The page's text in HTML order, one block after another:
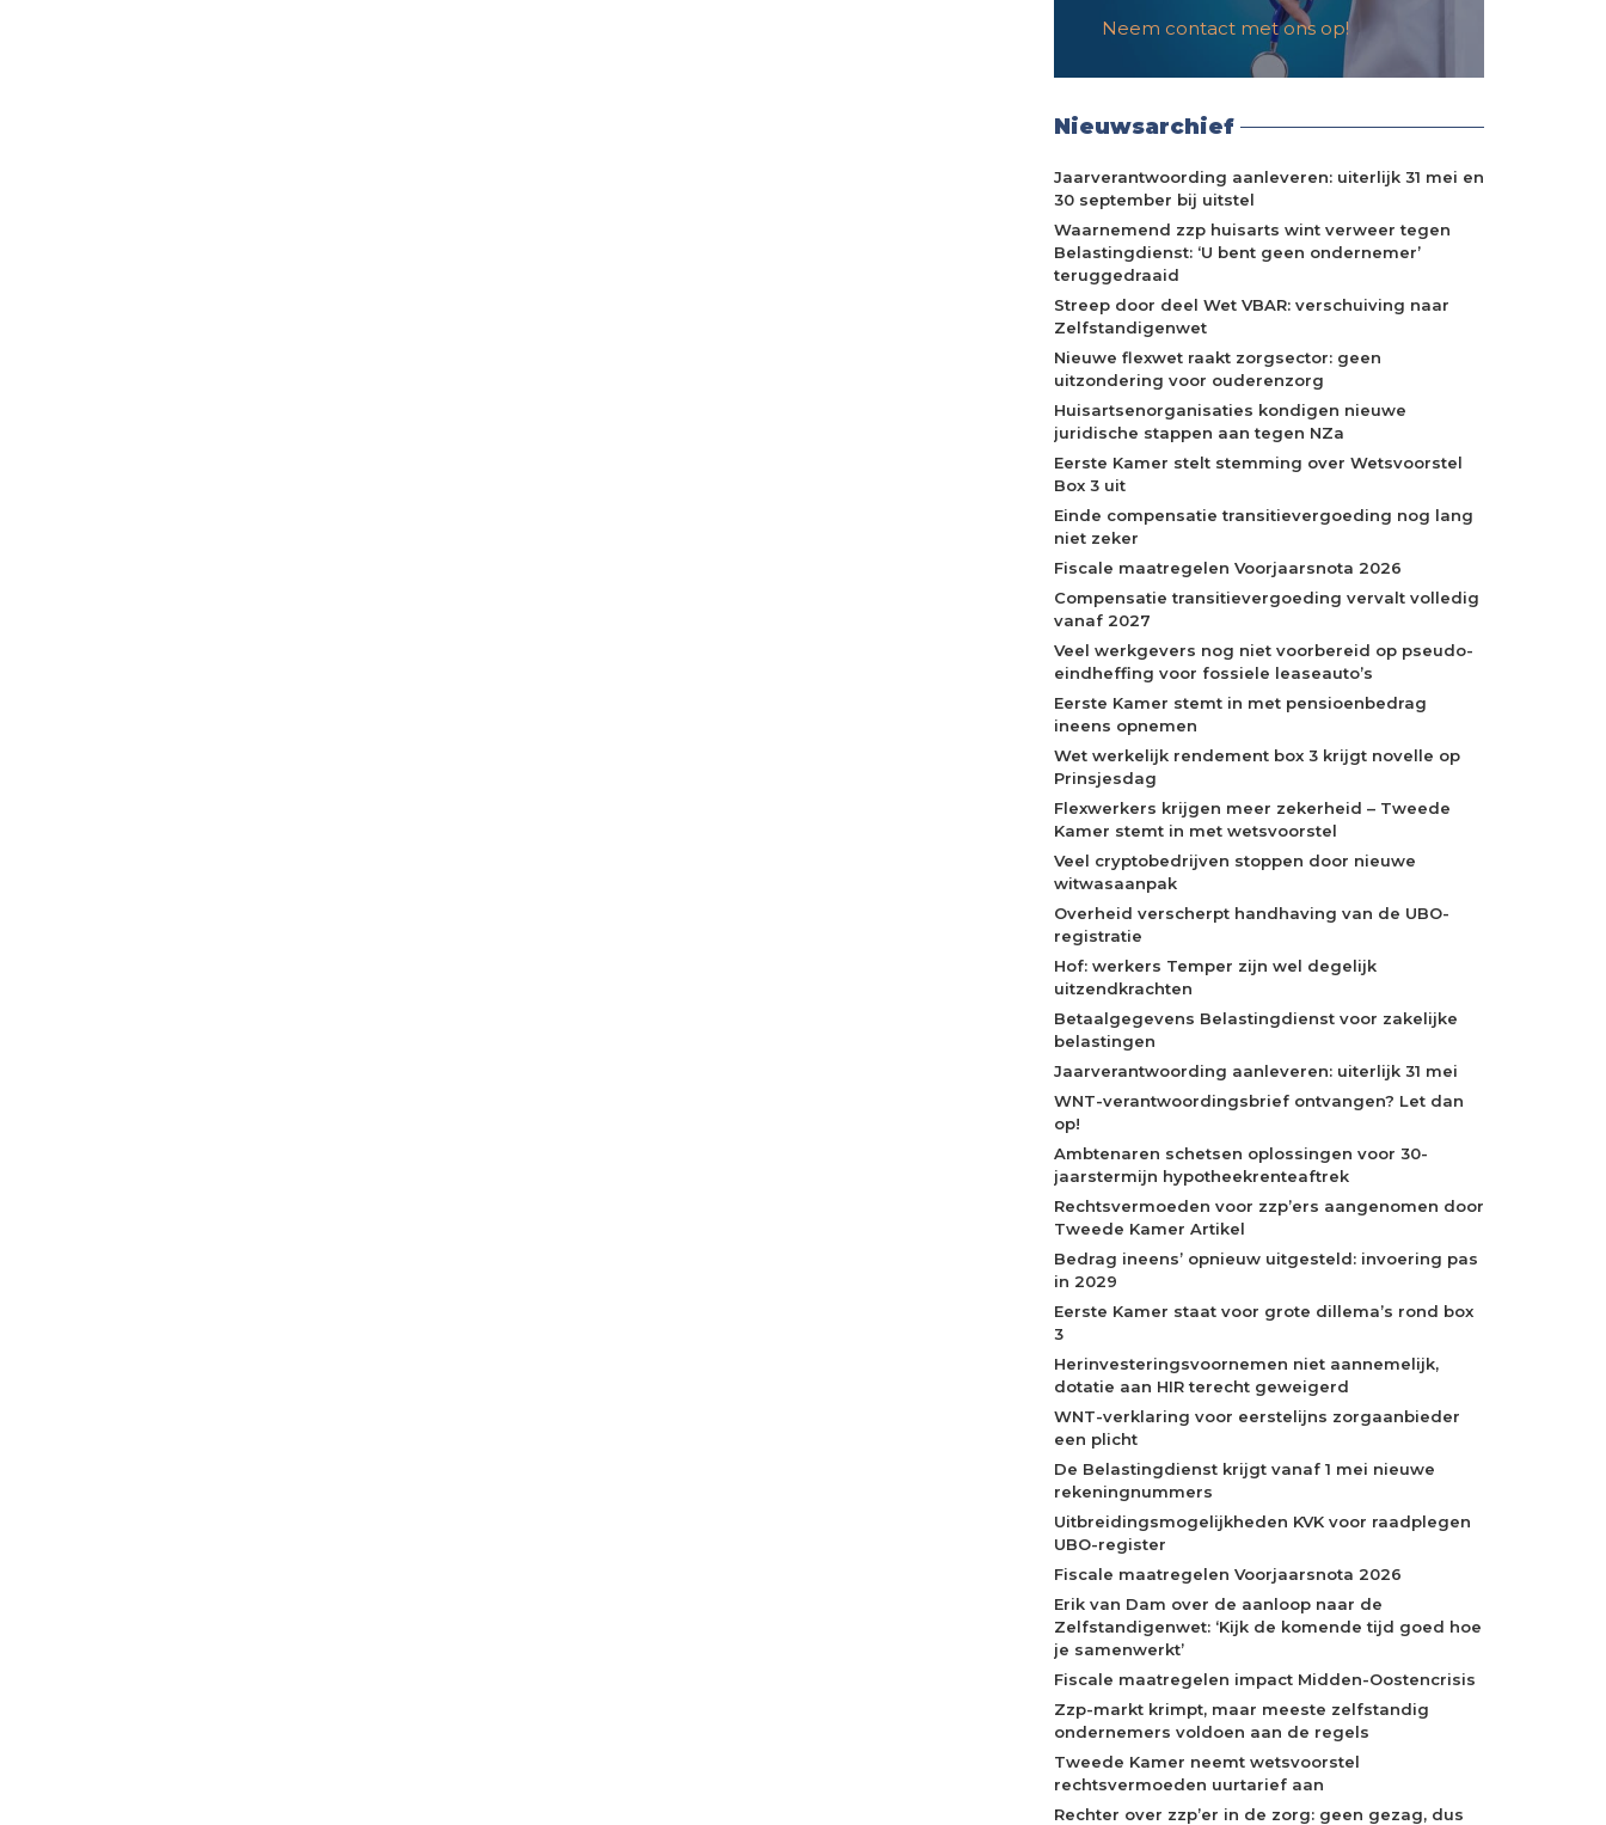
Neem contact met ons op!
Nieuwsarchief
Jaarverantwoording aanleveren: uiterlijk 31 mei en
30 september bij uitstel
Waarnemend zzp huisarts wint verweer tegen
Belastingdienst: ‘U bent geen ondernemer’
teruggedraaid
Streep door deel Wet VBAR: verschuiving naar
Zelfstandigenwet
Nieuwe flexwet raakt zorgsector: geen
uitzondering voor ouderenzorg
Huisartsenorganisaties kondigen nieuwe
juridische stappen aan tegen NZa
Eerste Kamer stelt stemming over Wetsvoorstel
Box 3 uit
Einde compensatie transitievergoeding nog lang
niet zeker
Fiscale maatregelen Voorjaarsnota 2026
Compensatie transitievergoeding vervalt volledig
vanaf 2027
Veel werkgevers nog niet voorbereid op pseudo-
eindheffing voor fossiele leaseauto’s
Eerste Kamer stemt in met pensioenbedrag
ineens opnemen
Wet werkelijk rendement box 3 krijgt novelle op
Prinsjesdag
Flexwerkers krijgen meer zekerheid – Tweede
Kamer stemt in met wetsvoorstel
Veel cryptobedrijven stoppen door nieuwe
witwasaanpak
Overheid verscherpt handhaving van de UBO-
registratie
Hof: werkers Temper zijn wel degelijk
uitzendkrachten
Betaalgegevens Belastingdienst voor zakelijke
belastingen
Jaarverantwoording aanleveren: uiterlijk 31 mei
WNT-verantwoordingsbrief ontvangen? Let dan
op!
Ambtenaren schetsen oplossingen voor 30-
jaarstermijn hypotheekrenteaftrek
Rechtsvermoeden voor zzp’ers aangenomen door
Tweede Kamer Artikel
Bedrag ineens’ opnieuw uitgesteld: invoering pas
in 2029
Eerste Kamer staat voor grote dillema’s rond box
3
Herinvesteringsvoornemen niet aannemelijk,
dotatie aan HIR terecht geweigerd
WNT-verklaring voor eerstelijns zorgaanbieder
een plicht
De Belastingdienst krijgt vanaf 1 mei nieuwe
rekeningnummers
Uitbreidingsmogelijkheden KVK voor raadplegen
UBO-register
Fiscale maatregelen Voorjaarsnota 2026
Erik van Dam over de aanloop naar de
Zelfstandigenwet: ‘Kijk de komende tijd goed hoe
je samenwerkt’
Fiscale maatregelen impact Midden-Oostencrisis
Zzp-markt krimpt, maar meeste zelfstandig
ondernemers voldoen aan de regels
Tweede Kamer neemt wetsvoorstel
rechtsvermoeden uurtarief aan
Rechter over zzp’er in de zorg: geen gezag, dus